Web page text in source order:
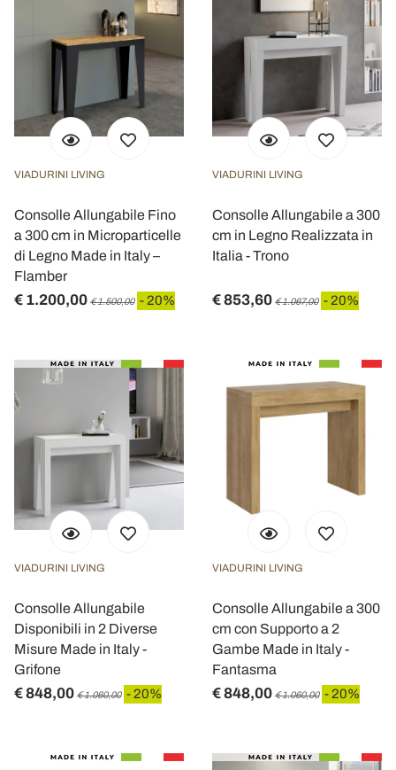
VIADURINI LIVING
Consolle Allungabile Fino
a 300 cm in Microparticelle
di Legno Made in Italy –
Flamber
€ 1.200,00 € 1.500,00 - 20%
VIADURINI LIVING
Consolle Allungabile a 300
cm in Legno Realizzata in
Italia - Trono
€ 853,60 € 1.067,00 - 20%
VIADURINI LIVING
Consolle Allungabile
Disponibili in 2 Diverse
Misure Made in Italy -
Grifone
€ 848,00 € 1.060,00 - 20%
VIADURINI LIVING
Consolle Allungabile a 300
cm con Supporto a 2
Gambe Made in Italy -
Fantasma
€ 848,00 € 1.060,00 - 20%